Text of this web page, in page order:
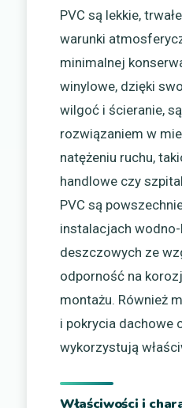
PVC są lekkie,
warunki
minimalnej
winylowe, dzięki
wilgoć i ścieranie,
rozwiązaniem w
natężeniu ruchu,
handlowe czy
PVC są
instalacjach
deszczowych ze
odporność na
montażu. Również
i pokrycia dachowe
wykorzystują
Właściwości i